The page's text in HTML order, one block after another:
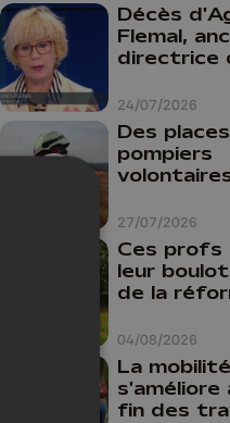
24/07/2026
Décès
Flemal,
directrice
27/07/2026
Des
pompiers
province
"Un
n'est
peut pas
aider"
04/08/2026
Ces profs
leur
de la
comme
comme
La
s'améliore
fin des